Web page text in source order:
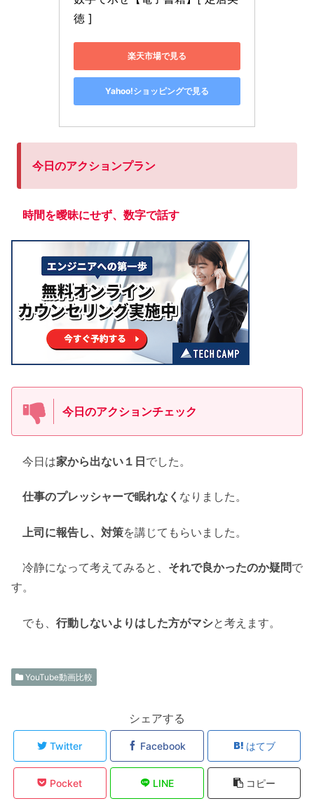
徳 ]
楽天市場で見る
Yahoo!ショッピングで見る
今日のアクションプラン
時間を曖昧にせず、 数字で話す
今日のアクションチェック
今日は家から出ない１日でした。
仕事のプレッシャーで眠れなく なりました。
上司に報告し、対策を講じてもらいました。
冷静になって考えてみると、 それで良かったのか疑問で
す。
でも、 行動しないよりはした方がマシと考えます。
YouTube動画比較
シェアする
Twitter Facebook はてブ
Pocket LINE コピー